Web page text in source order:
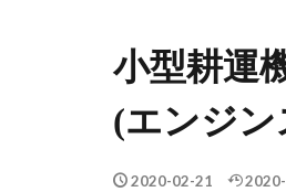
小型耕運
(エンジン
2020-02-21